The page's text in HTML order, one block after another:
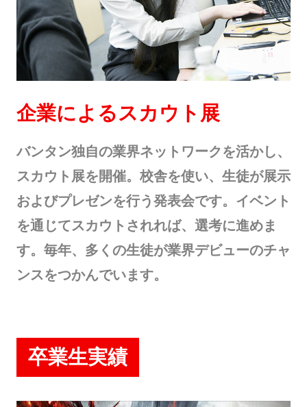
企業によるスカウト展
バンタン独自の業界ネットワークを活かし、
スカウト展を開催。校舎を使い、生徒が展示
およびプレゼンを行う発表会です。イベント
を通じてスカウトされれば、選考に進めま
す。毎年、多くの生徒が業界デビューのチャ
ンスをつかんでいます。
卒業生実績